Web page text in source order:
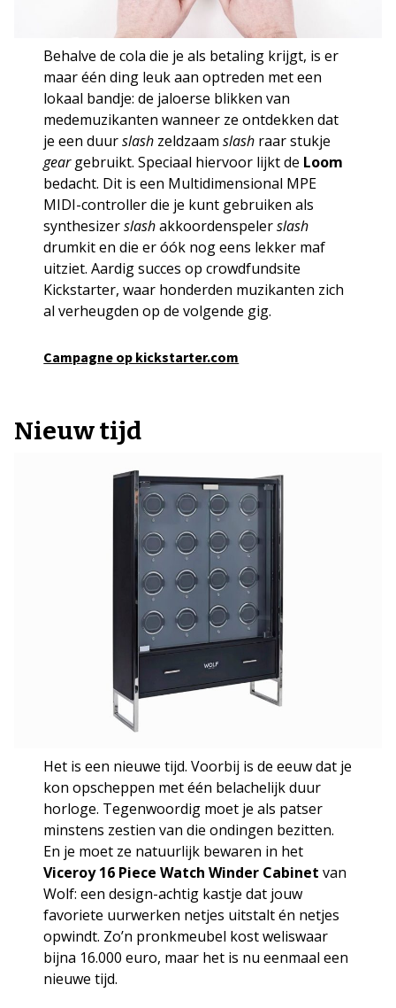
Behalve de cola die je als betaling krijgt, is er
maar één ding leuk aan optreden met een
lokaal bandje: de jaloerse blikken van
medemuzikanten wanneer ze ontdekken dat
je een duurslash zeldzaamslash raar stukje
geargebruikt. Speciaal hiervoor lijkt de Loom
bedacht. Dit is een Multidimensional MPE
MIDI-controller die je kunt gebruiken als
synthesizerslashakkoordenspelerslash
drumkit en die er óók nog eens lekker maf
uitziet. Aardig succes op crowdfundsite
Kickstarter, waar honderden muzikanten zich
al verheugden op de volgende gig.
Campagne op kickstarter.com
Nieuw tijd
Het is een nieuwe tijd. Voorbij is de eeuw dat je
kon opscheppen met één belachelijk duur
horloge. Tegenwoordig moet je als patser
minstens zestien van die ondingen bezitten.
En je moet ze natuurlijk bewaren in het
Viceroy 16 Piece Watch Winder Cabinet van
Wolf: een design-achtig kastje dat jouw
favoriete uurwerken netjes uitstalt én netjes
opwindt. Zo’n pronkmeubel kost weliswaar
bijna 16.000 euro, maar het is nu eenmaal een
nieuwe tijd.